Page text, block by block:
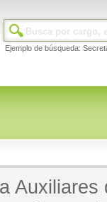
Ejemplo de búsqueda: